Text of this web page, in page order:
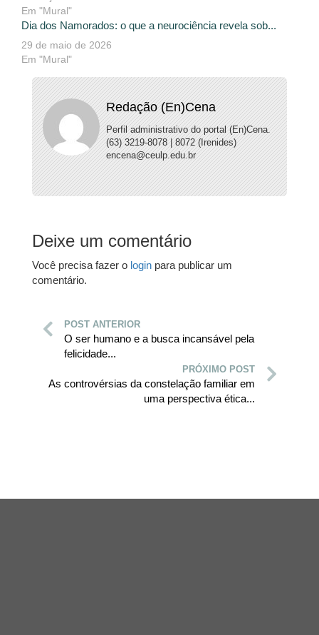
Em "Mural"
Dia dos Namorados: o que a neurociência revela sob...
29 de maio de 2026
Em "Mural"
Redação (En)Cena
Perfil administrativo do portal (En)Cena.
(63) 3219-8078 | 8072 (Irenides)
encena@ceulp.edu.br
Deixe um comentário
Você precisa fazer o login para publicar um
comentário.
POST ANTERIOR
O ser humano e a busca incansável pela
felicidade...
PRÓXIMO POST
As controvérsias da constelação familiar em
uma perspectiva ética...